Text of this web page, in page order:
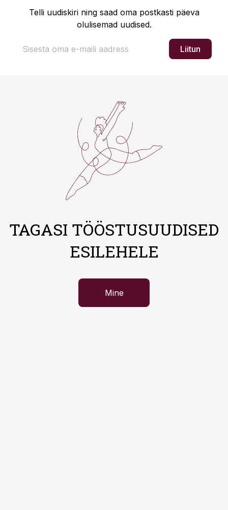
Telli uudiskiri ning saad oma postkasti päeva
olulisemad uudised.
Liitun
TAGASI TÖÖSTUSUUDISED
ESILEHELE
Mine